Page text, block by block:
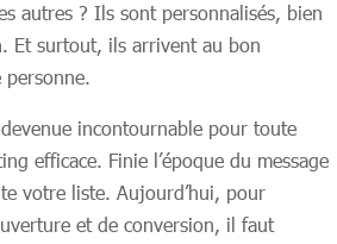
autres ? Ils sont personnalisés, bien
Et surtout, ils arrivent au bon
incontournable pour toute
efficace. Finie l’époque du message
votre liste. Aujourd’hui, pour
et de conversion, il faut